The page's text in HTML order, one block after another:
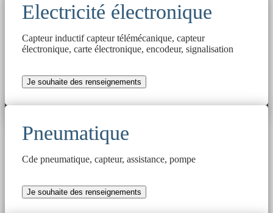
Electricité électronique
Capteur inductif capteur télémécanique, capteur
électronique, carte électronique, encodeur, signalisation
Je souhaite des renseignements
Pneumatique
Cde pneumatique, capteur, assistance, pompe
Je souhaite des renseignements